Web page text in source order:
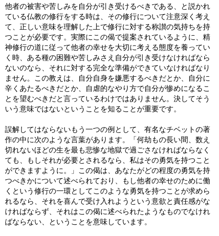
他者の被害や苦しみを自分が引き受けるべきである、と説かれ
ている仏教の修行をする時は、その修行について注意深く考え
て、正しい意味を理解した上で修行に対する称讃の気持ちを持
つことが必要です。実際にこの偈で提案されているように、精
神修行の道に従って他者の幸せを大切に考える態度を養ってい
く時、ある種の困難や苦しみさえ自分が引き受けなければなら
ないのなら、それに対する完全な準備ができていなければなり
ません。この教えは、自分自身を嫌悪するべきだとか、自分に
辛くあたるべきだとか、自虐的なやり方で自分が惨めになるこ
とを望むべきだと言っているわけではありません。決してそう
いう意味ではないということを知ることが重要です。
誤解してはならないもう一つの例として、有名なチベットの著
作の中に次のような言葉があります。「何劫もの長い間、数え
切れないほどの生を最も悲惨な地獄で過ごさなければならなく
ても、もしそれが必要とされるなら、私はその勇気を持つこと
ができますように。」この偈は、あなたがどの程度の勇気を持
つべきかについて述べられており、もし他者の幸せのために働
くという修行の一環としてこのような勇気を持つことが求めら
れるなら、それを喜んで受け入れようという意欲と責任感がな
ければならず、それはこの偈に述べられたようなものでなけれ
ばならない、ということを意味しています。